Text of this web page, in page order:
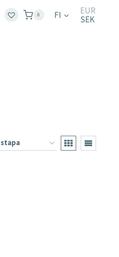
0 FI
EUR
SEK